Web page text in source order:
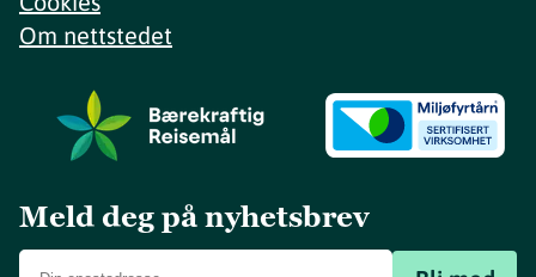
Om nettstedet
Meld deg på nyhetsbrev